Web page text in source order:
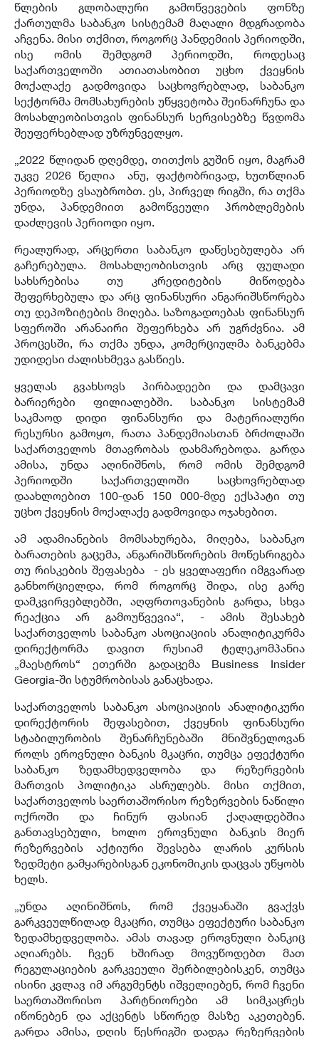
წლების გლობალური გამოწვევების ფონზე
ქართულმა საბანკო სისტემამ მაღალი მდგრადობა
აჩვენა. მისი თქმით, როგორც პანდემიის პერიოდში,
ისე ომის შემდგომ პერიოდში, როდესაც
საქართველოში ათიათასობით უცხო ქვეყნის
მოქალაქე გადმოვიდა საცხოვრებლად, საბანკო
სექტორმა მომსახურების უწყვეტობა შეინარჩუნა და
მოსახლეობისთვის ფინანსურ სერვისებზე წვდომა
შეუფერხებლად უზრუნველყო.
„2022 წლიდან დღემდე, თითქოს გუშინ იყო, მაგრამ
უკვე 2026 წელია ანუ, ფაქტობრივად, ხუთწლიან
პერიოდზე ვსაუბრობთ. ეს, პირველ რიგში, რა თქმა
უნდა, პანდემიით გამოწვეული პრობლემების
დაძლევის პერიოდი იყო.
რეალურად, არცერთი საბანკო დაწესებულება არ
გაჩერებულა. მოსახლეობისთვის არც ფულადი
სახსრებისა თუ კრედიტების მიწოდება
შეფერხებულა და არც ფინანსური ანგარიშსწორება
თუ დეპოზიტების მიღება. საზოგადოებას ფინანსურ
სფეროში არანაირი შეფერხება არ უგრძვნია. ამ
პროცესში, რა თქმა უნდა, კომერციულმა ბანკებმა
უდიდესი ძალისხმევა გასწიეს.
ყველას გვახსოვს პირბადეები და დამცავი
ბარიერები ფილიალებში. საბანკო სისტემამ
საკმაოდ დიდი ფინანსური და მატერიალური
რესურსი გამოყო, რათა პანდემიასთან ბრძოლაში
საქართველოს მთავრობას დახმარებოდა. გარდა
ამისა, უნდა აღინიშნოს, რომ ომის შემდგომ
პერიოდში საქართველოში საცხოვრებლად
დაახლოებით 100-დან 150 000-მდე ექსპატი თუ
უცხო ქვეყნის მოქალაქე გადმოვიდა ოჯახებით.
ამ ადამიანების მომსახურება, მიღება, საბანკო
ბარათების გაცემა, ანგარიშსწორების მოწესრიგება
თუ რისკების შეფასება - ეს ყველაფერი იმგვარად
განხორციელდა, რომ როგორც შიდა, ისე გარე
დამკვირვებლებში, აღფრთოვანების გარდა, სხვა
რეაქცია არ გამოუწვევია“, - ამის შესახებ
საქართველოს საბანკო ასოციაციის ანალიტიკურმა
დირექტორმა დავით რუსიამ ტელეკომპანია
„მაესტროს“ ეთერში გადაცემა Business Insider
Georgia-ში სტუმრობისას განაცხადა.
საქართველოს საბანკო ასოციაციის ანალიტიკური
დირექტორის შეფასებით, ქვეყნის ფინანსური
სტაბილურობის შენარჩუნებაში მნიშვნელოვან
როლს ეროვნული ბანკის მკაცრი, თუმცა ეფექტური
საბანკო ზედამხედველობა და რეზერვების
მართვის პოლიტიკა ასრულებს. მისი თქმით,
საქართველოს საერთაშორისო რეზერვების ნაწილი
ოქროში და ჩინურ ფასიან ქაღალდებშია
განთავსებული, ხოლო ეროვნული ბანკის მიერ
რეზერვების აქტიური შევსება ლარის კურსის
ზედმეტი გამყარებისგან ეკონომიკის დაცვას უწყობს
ხელს.
„უნდა აღინიშნოს, რომ ქვეყანაში გვაქვს
გარკვეულწილად მკაცრი, თუმცა ეფექტური საბანკო
ზედამხედველობა. ამას თავად ეროვნული ბანკიც
აღიარებს. ჩვენ ხშირად მოვუწოდებთ მათ
რეგულაციების გარკვეული შერბილებისკენ, თუმცა
ისინი კვლავ იმ არგუმენტს იშველიებენ, რომ ჩვენი
საერთაშორისო პარტნიორები ამ სიმკაცრეს
იწონებენ და აქცენტს სწორედ მასზე აკეთებენ.
გარდა ამისა, დღის წესრიგში დადგა რეზერვების